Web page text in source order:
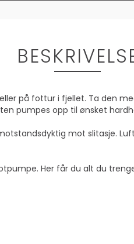
på fottur i fjellet. Ta den
pumpes opp til ønsket
mot slitasje.
Her får du alt du